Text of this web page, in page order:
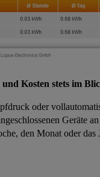
Kosten stets im
oder
Geräte
den Monat oder das